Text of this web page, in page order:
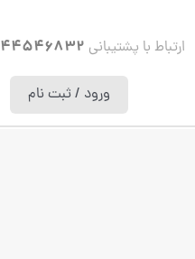
ارتباط با پشتیبانی 44546832-021
ورود / ثبت نام